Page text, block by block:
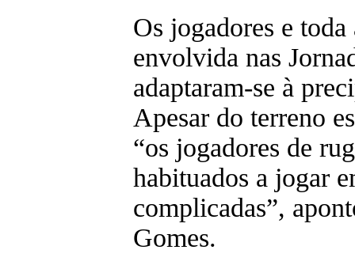
Os jogadores e
envolvida nas
adaptaram-se à
Apesar do terreno
“os jogadores de
habituados a jogar
complicadas”,
Gomes.